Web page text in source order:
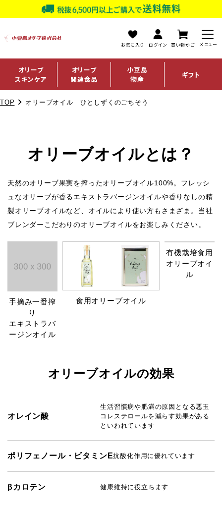
お気に入り ログイン 買い物かご
オリーブ
スキンケア
オリーブ
関連食品
小豆島
物産
ギフト
TOP オリーブオイル ひとしずくのごちそう
オリーブオイルとは？
天然のオリーブ果実を搾ったオリーブオイル100%。フレッシ
ュなオリーブが香るエキストラバージンオイルや香りなしの精
製オリーブオイルなど、オイルにより使い方もさまざま。当社
ブレンダーこだわりのオリーブオイルをお楽しみください。
手摘み一番搾
り
エキストラバ
ージンオイル
食用オリーブオイル
有機栽培食用
オリーブオイ
ル
オリーブオイルの効果
オレイン酸
生活習慣病や肥満の原因となる悪玉
コレステロールを減らす効果がある
といわれています
ポリフェノール・ビタミンE抗酸化作用に優れています
βカロテン 健康維持に役立ちます